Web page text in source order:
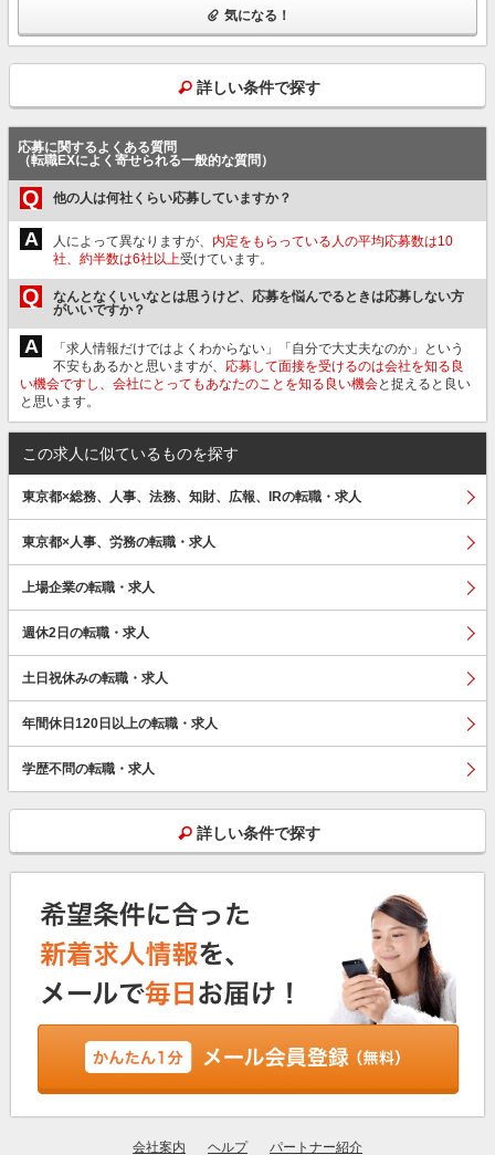
気になる！
詳しい条件で探す
応募に関するよくある質問
（転職EXによく寄せられる一般的な質問）
Q 他の人は何社くらい応募していますか？
A 人によって異なりますが、 内定をもらっている人の平均応募数は10
社、約半数は6社以上受けています。
Q
なんとなくいいなとは思うけど、応募を悩んでるときは応募しない方
がいいですか？
A
「求人情報だけではよくわからない」「自分で大丈夫なのか」という
不安もあるかと思いますが、 応募して面接を受けるのは会社を知る良
い機会ですし、会社にとってもあなたのことを知る良い機会と捉えると良い
と思います。
この求人に似ているものを探す
東京都×総務、人事、法務、知財、広報、IRの転職・求人
東京都×人事、労務の転職・求人
上場企業の転職・求人
週休2日の転職・求人
土日祝休みの転職・求人
年間休日120日以上の転職・求人
学歴不問の転職・求人
詳しい条件で探す
会社案内 ヘルプ パートナー紹介